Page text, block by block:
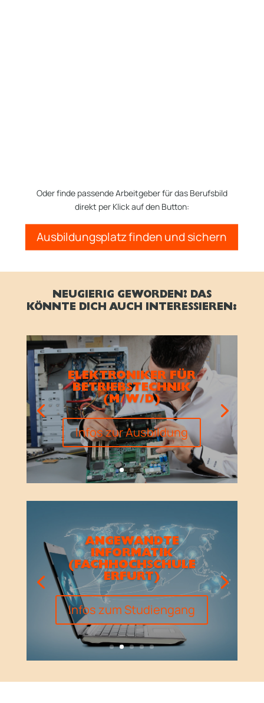
Oder finde passende Arbeitgeber für das Berufsbild
direkt per Klick auf den Button:
Ausbildungsplatz finden und sichern
NEUGIERIG GEWORDEN? DAS
KÖNNTE DICH AUCH INTERESSIEREN:
ELEKTRONIKER FÜR
BETRIEBSTECHNIK
(M/W/D)
Infos zur Ausbildung
ANGEWANDTE
INFORMATIK
(FACHHOCHSCHULE
ERFURT)
Infos zum Studiengang